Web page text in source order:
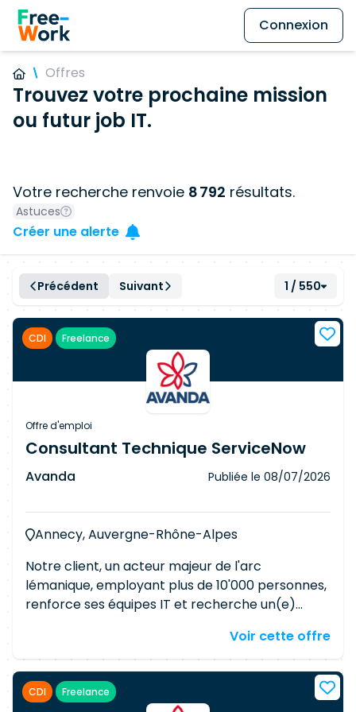
Connexion
Offres
Trouvez votre prochaine mission
ou futur job IT.
Votre recherche renvoie 8 792 résultats.
Astuces
Créer une alerte
Précédent Suivant 1 / 550
CDI Freelance
Offre d'emploi
Consultant Technique ServiceNow
Avanda Publiée le 08/07/2026
Annecy, Auvergne-Rhône-Alpes
Notre client, un acteur majeur de l'arc
lémanique, employant plus de 10'000 personnes,
renforce ses équipes IT et recherche un(e)
Développeur confirmé. Vous rejoindrez une
équipe pluridisciplinaire (chefs de projet,
architectes, gestionnaires de service, analystes
métier, développeurs) pour concevoir,
Voir cette offre
CDI Freelance